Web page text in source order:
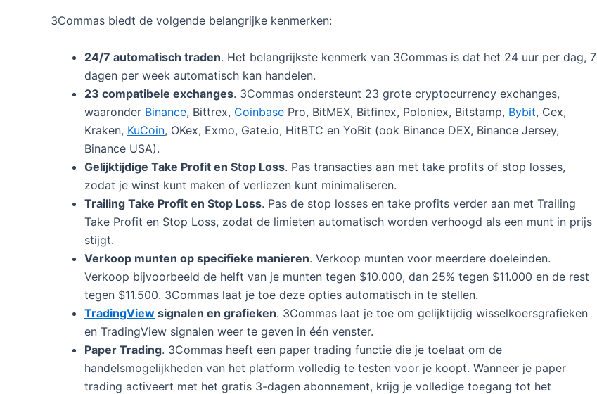
3Commas biedt de volgende belangrijke kenmerken:
24/7 automatisch traden. Het belangrijkste kenmerk van 3Commas is dat het 24 uur per dag, 7
dagen per week automatisch kan handelen.
23 compatibele exchanges. 3Commas ondersteunt 23 grote cryptocurrency exchanges,
waaronder Binance, Bittrex, Coinbase Pro, BitMEX, Bitfinex, Poloniex, Bitstamp, Bybit, Cex,
Kraken, KuCoin, OKex, Exmo, Gate.io, HitBTC en YoBit (ook Binance DEX, Binance Jersey,
Binance USA).
Gelijktijdige Take Profit en Stop Loss. Pas transacties aan met take profits of stop losses,
zodat je winst kunt maken of verliezen kunt minimaliseren.
Trailing Take Profit en Stop Loss. Pas de stop losses en take profits verder aan met Trailing
Take Profit en Stop Loss, zodat de limieten automatisch worden verhoogd als een munt in prijs
stijgt.
Verkoop munten op specifieke manieren. Verkoop munten voor meerdere doeleinden.
Verkoop bijvoorbeeld de helft van je munten tegen $10.000, dan 25% tegen $11.000 en de rest
tegen $11.500. 3Commas laat je toe deze opties automatisch in te stellen.
TradingView signalen en grafieken. 3Commas laat je toe om gelijktijdig wisselkoersgrafieken
en TradingView signalen weer te geven in één venster.
Paper Trading. 3Commas heeft een paper trading functie die je toelaat om de
handelsmogelijkheden van het platform volledig te testen voor je koopt. Wanneer je paper
trading activeert met het gratis 3-dagen abonnement, krijg je volledige toegang tot het